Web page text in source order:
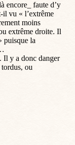
encore_ faute d’y
il vu « l’extrême
moins
extrême droite. Il
puisque la
Il y a donc danger
tordus, ou